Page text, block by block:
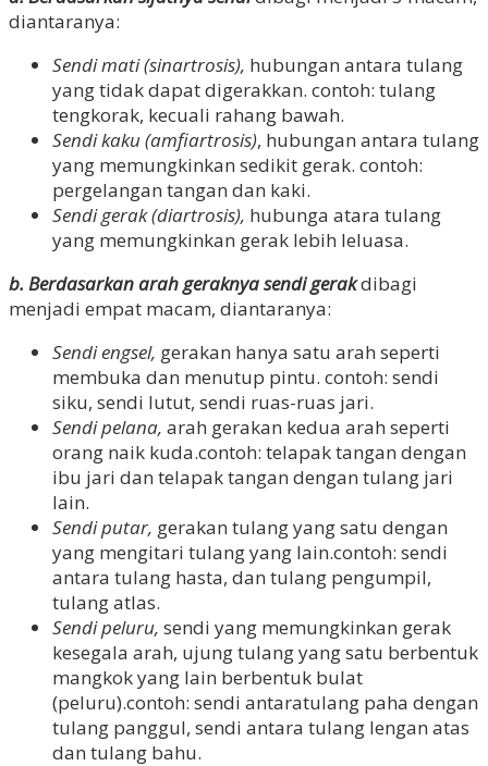
diantaranya:
Sendi mati (sinartrosis), hubungan antara tulang
yang tidak dapat digerakkan. contoh: tulang
tengkorak, kecuali rahang bawah.
Sendi kaku (amfiartrosis), hubungan antara tulang
yang memungkinkan sedikit gerak. contoh:
pergelangan tangan dan kaki.
Sendi gerak (diartrosis), hubunga atara tulang
yang memungkinkan gerak lebih leluasa.
b. Berdasarkan arah geraknya sendi gerakdibagi
menjadi empat macam, diantaranya:
Sendi engsel, gerakan hanya satu arah seperti
membuka dan menutup pintu. contoh: sendi
siku, sendi lutut, sendi ruas-ruas jari.
Sendi pelana, arah gerakan kedua arah seperti
orang naik kuda.contoh: telapak tangan dengan
ibu jari dan telapak tangan dengan tulang jari
lain.
Sendi putar, gerakan tulang yang satu dengan
yang mengitari tulang yang lain.contoh: sendi
antara tulang hasta, dan tulang pengumpil,
tulang atlas.
Sendi peluru, sendi yang memungkinkan gerak
kesegala arah, ujung tulang yang satu berbentuk
mangkok yang lain berbentuk bulat
(peluru).contoh: sendi antaratulang paha dengan
tulang panggul, sendi antara tulang lengan atas
dan tulang bahu.